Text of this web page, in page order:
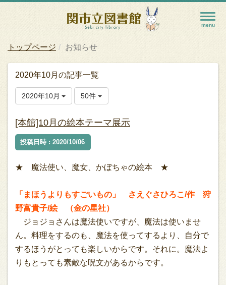
トップページ お知らせ
2020年10月の記事一覧
2020年10月 50件
[本館]10月の絵本テーマ展示
投稿日時 : 2020/10/06
★ 魔法使い、魔女、かぼちゃの絵本 ★
「まほうよりもすごいもの」 さえぐさひろこ/作 狩
野富貴子/絵 （金の星社）
ジョジョさんは魔法使いですが、魔法は使いませ
ん。料理をするのも、魔法を使ってするより、自分で
するほうがとっても楽しいからです。それに。魔法よ
りもとっても素敵な呪文があるからです。